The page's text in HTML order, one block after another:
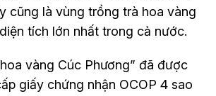
cũng là vùng trồng trà hoa vàng
tích lớn nhất trong cả nước.
vàng Cúc Phương” đã được
giấy chứng nhận OCOP 4 sao